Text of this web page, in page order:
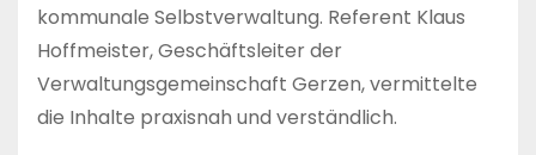
kommunale Selbstverwaltung. Referent Klaus
Hoffmeister, Geschäftsleiter der
Verwaltungsgemeinschaft Gerzen, vermittelte
die Inhalte praxisnah und verständlich.